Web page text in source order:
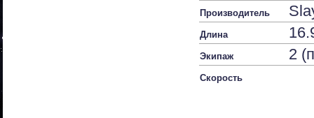
Производитель
Длина
Экипаж 2
Скорость